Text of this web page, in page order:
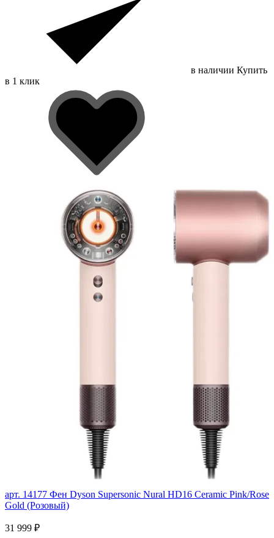
в наличии Купить
в 1 клик
арт. 14177 Фен Dyson Supersonic Nural HD16 Ceramic Pink/Rose
Gold (Розовый)
31 999 ₽